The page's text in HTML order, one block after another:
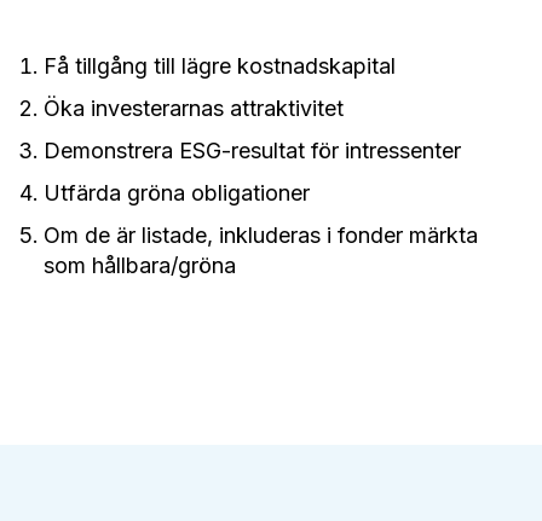
Få tillgång till lägre kostnadskapital
Öka investerarnas attraktivitet
Demonstrera ESG-resultat för intressenter
Utfärda gröna obligationer
Om de är listade, inkluderas i fonder märkta
som hållbara/gröna